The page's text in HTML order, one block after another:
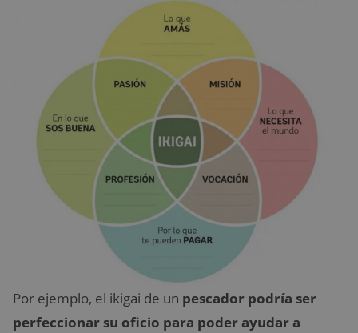
Por ejemplo, el ikigai de un pescador podría ser
perfeccionar su oficio para poder ayudar a